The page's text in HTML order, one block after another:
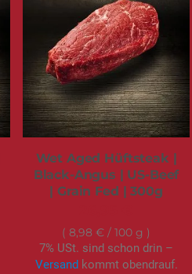
Wet Aged Hüftsteak |
Black-Angus | US-Beef
| Grain Fed | 300g
8,98 € / 100 g
7% USt. sind schon drin –
Versandkommt obendrauf.